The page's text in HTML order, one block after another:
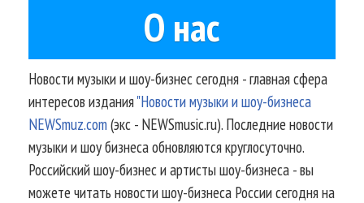
О нас
Новости музыки и шоу-бизнес сегодня - главная сфера
интересов издания"Новости музыки и шоу-бизнеса
NEWSmuz.com(экс - NEWSmusic.ru). Последние новости
музыки и шоу бизнеса обновляются круглосуточно.
Российский шоу-бизнес и артисты шоу-бизнеса - вы
можете читать новости шоу-бизнеса России сегодня на